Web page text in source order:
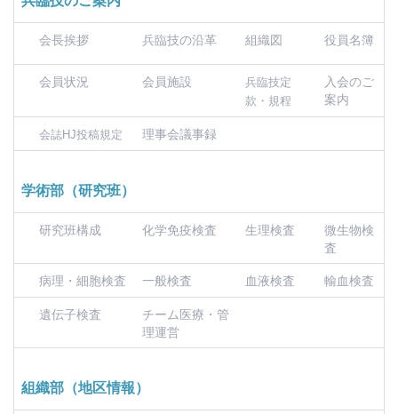
会長挨拶 兵臨技の沿革 組織図 役員名簿
会員状況 会員施設
兵臨技定
款・規程
入会のご
案内
会誌HJ投稿規定 理事会議事録
学術部（研究班）
研究班構成 化学免疫検査 生理検査
微生物検
査
病理・細胞検査
一般検査 血液検査
輸血検査
遺伝子検査
チーム医療・管
理運営
組織部（地区情報）